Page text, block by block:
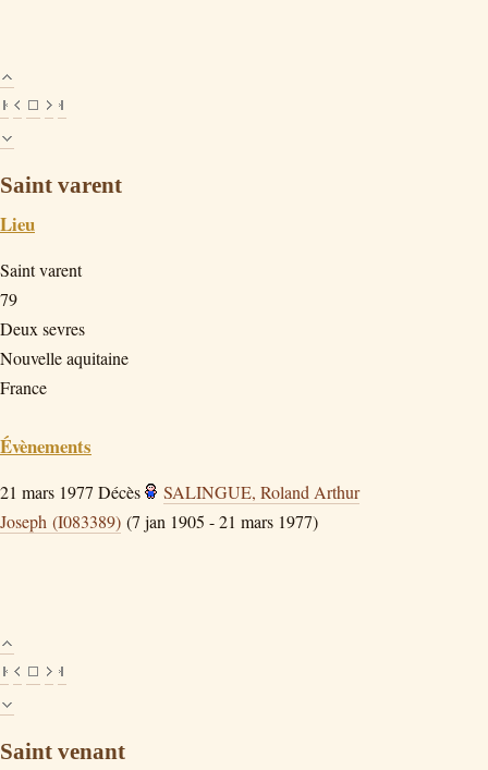
Saint varent
Lieu
Saint varent
79
Deux sevres
Nouvelle aquitaine
France
Évènements
21 mars 1977 Décès
SALINGUE, Roland Arthur
Joseph (I083389) (7 jan 1905 - 21 mars 1977)
Saint venant